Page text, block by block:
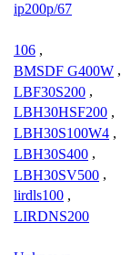
ip200p/67
106 ,
BMSDF G400W ,
LBF30S200 ,
LBH30HSF200 ,
LBH30S100W4 ,
LBH30S400 ,
LBH30SV500 ,
lirdls100 ,
LIRDNS200